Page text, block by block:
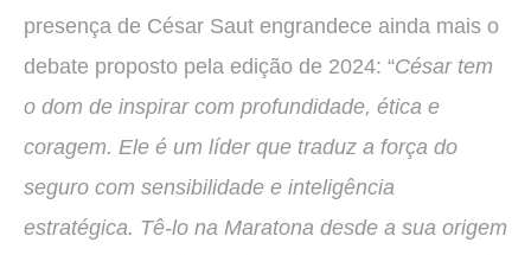
presença de César Saut engrandece ainda mais o
debate proposto pela edição de 2024: “César tem
o dom de inspirar com profundidade, ética e
coragem. Ele é um líder que traduz a força do
seguro com sensibilidade e inteligência
estratégica. Tê-lo na Maratona desde a sua origem